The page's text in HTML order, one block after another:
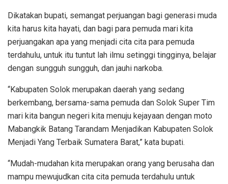
Dikatakan bupati, semangat perjuangan bagi generasi muda
kita harus kita hayati, dan bagi para pemuda mari kita
perjuangakan apa yang menjadi cita cita para pemuda
terdahulu, untuk itu tuntut lah ilmu setinggi tingginya, belajar
dengan sungguh sungguh, dan jauhi narkoba.
“Kabupaten Solok merupakan daerah yang sedang
berkembang, bersama-sama pemuda dan Solok Super Tim
mari kita bangun negeri kita menuju kejayaan dengan moto
Mabangkik Batang Tarandam Menjadikan Kabupaten Solok
Menjadi Yang Terbaik Sumatera Barat,” kata bupati.
“Mudah-mudahan kita merupakan orang yang berusaha dan
mampu mewujudkan cita cita pemuda terdahulu untuk